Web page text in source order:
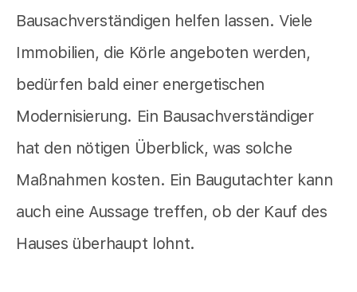
Bausachverständigen helfen lassen. Viele
Immobilien, die Körle angeboten werden,
bedürfen bald einer energetischen
Modernisierung. Ein Bausachverständiger
hat den nötigen Überblick, was solche
Maßnahmen kosten. Ein Baugutachter kann
auch eine Aussage treffen, ob der Kauf des
Hauses überhaupt lohnt.